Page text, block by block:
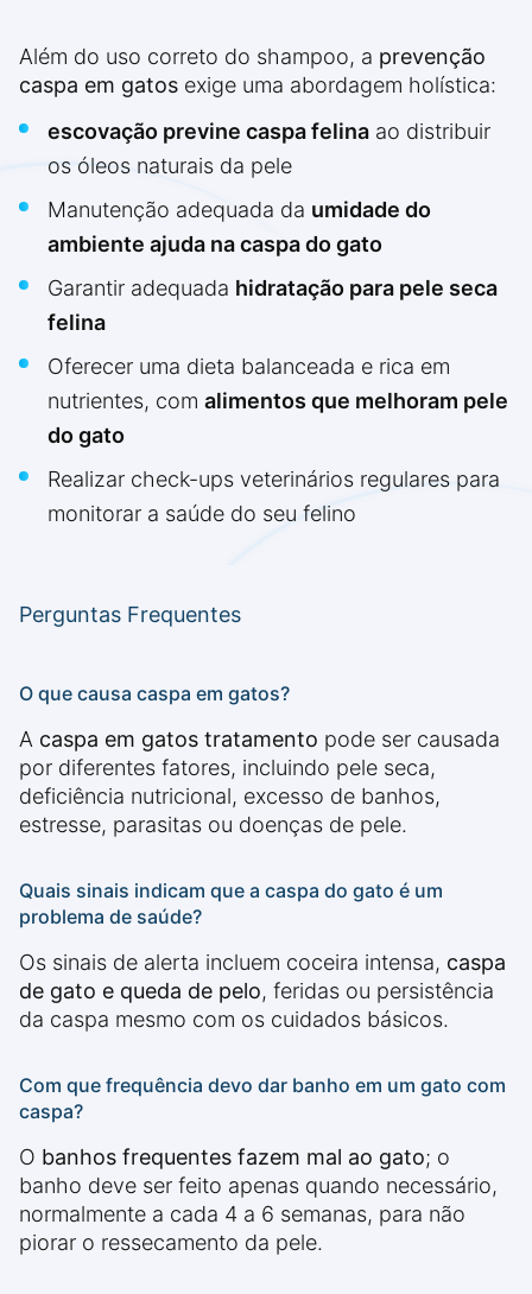
Além do uso correto do shampoo, a prevenção
caspa em gatos exige uma abordagem holística:
escovação previne caspa felina ao distribuir
os óleos naturais da pele
Manutenção adequada da umidade do
ambiente ajuda na caspa do gato
Garantir adequada hidratação para pele seca
felina
Oferecer uma dieta balanceada e rica em
nutrientes, com alimentos que melhoram pele
do gato
Realizar check-ups veterinários regulares para
monitorar a saúde do seu felino
Perguntas Frequentes
O que causa caspa em gatos?
A caspa em gatos tratamento pode ser causada
por diferentes fatores, incluindo pele seca,
deficiência nutricional, excesso de banhos,
estresse, parasitas ou doenças de pele.
Quais sinais indicam que a caspa do gato é um
problema de saúde?
Os sinais de alerta incluem coceira intensa, caspa
de gato e queda de pelo, feridas ou persistência
da caspa mesmo com os cuidados básicos.
Com que frequência devo dar banho em um gato com
caspa?
O banhos frequentes fazem mal ao gato; o
banho deve ser feito apenas quando necessário,
normalmente a cada 4 a 6 semanas, para não
piorar o ressecamento da pele.